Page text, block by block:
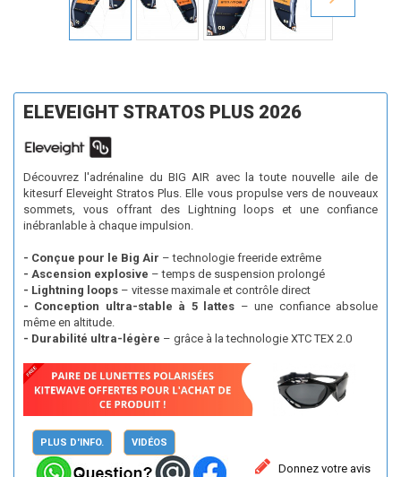
ELEVEIGHT STRATOS PLUS 2026
Découvrez l'adrénaline du BIG AIR avec la toute nouvelle aile de
kitesurf Eleveight Stratos Plus. Elle vous propulse vers de nouveaux
sommets, vous offrant des Lightning loops et une confiance
inébranlable à chaque impulsion.
- Conçue pour le Big Air – technologie freeride extrême
- Ascension explosive – temps de suspension prolongé
- Lightning loops – vitesse maximale et contrôle direct
- Conception ultra-stable à 5 lattes – une confiance absolue
même en altitude.
- Durabilité ultra-légère – grâce à la technologie XTC TEX 2.0
PLUS D'INFO. VIDÉOS
Donnez votre avis